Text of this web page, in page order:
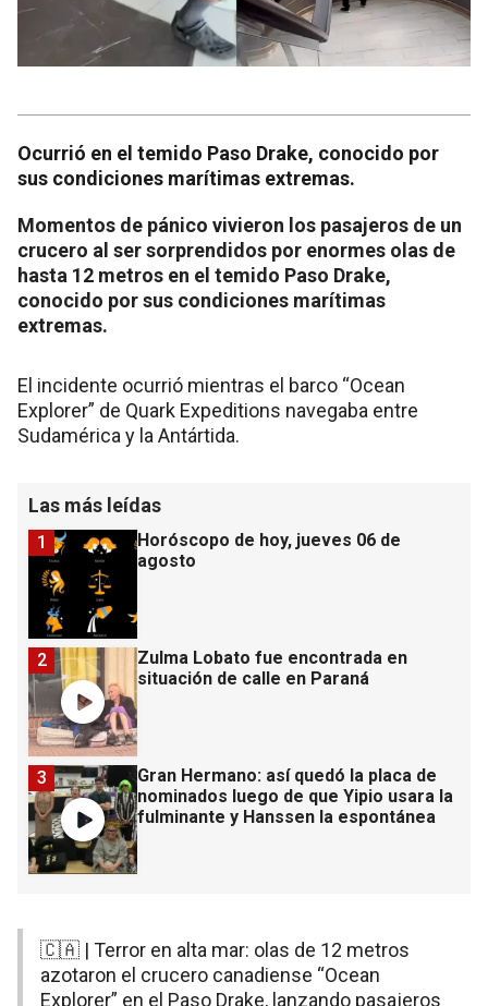
Ocurrió en el temido Paso Drake, conocido por
sus condiciones marítimas extremas.
Momentos de pánico vivieron los pasajeros de un
crucero al ser sorprendidos por enormes olas de
hasta 12 metros en el temido Paso Drake,
conocido por sus condiciones marítimas
extremas.
El incidente ocurrió mientras el barco “Ocean
Explorer” de Quark Expeditions navegaba entre
Sudamérica y la Antártida.
Las más leídas
Horóscopo de hoy, jueves 06 de
agosto
1
Zulma Lobato fue encontrada en
situación de calle en Paraná
2
Gran Hermano: así quedó la placa de
nominados luego de que Yipio usara la
fulminante y Hanssen la espontánea
3
🇨🇦 | Terror en alta mar: olas de 12 metros
azotaron el crucero canadiense “Ocean
Explorer” en el Paso Drake, lanzando pasajeros